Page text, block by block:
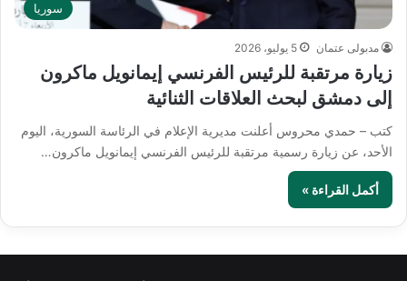
سوريا
مدبولى عتمان 5 يوليو، 2026
زيارة مرتقبة للرئيس الفرنسي إيمانويل ماكرون
إلى دمشق لبحث العلاقات الثنائية
كتب – حمدي محروس أعلنت مديرية الإعلام في الرئاسة السورية، اليوم
الأحد، عن زيارة رسمية مرتقبة للرئيس الفرنسي إيمانويل ماكرون…
أكمل القراءة »